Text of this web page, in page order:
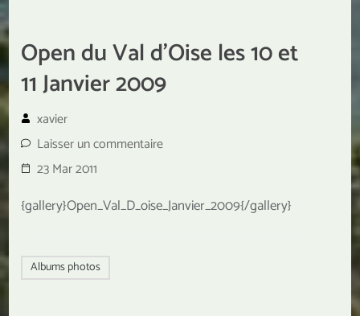
Open du Val d’Oise les 10 et
11 Janvier 2009
xavier
Laisser un commentaire
23 Mar 2011
{gallery}Open_Val_D_oise_Janvier_2009{/gallery}
Albums photos